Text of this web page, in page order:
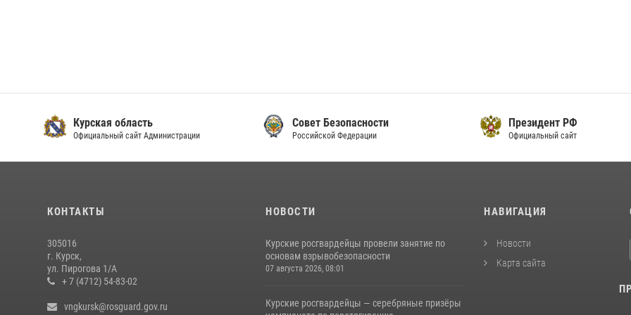
Курская область
Официальный сайт Администрации
Совет Безопасности
Российской Федерации
Президент РФ
Официальный сайт
КОНТАКТЫ
305016
г. Курск,
ул. Пирогова 1/А
+ 7 (4712) 54-83-02
vngkursk@rosguard.gov.ru
НОВОСТИ
Курские росгвардейцы провели занятие по
основам взрывобезопасности
07 августа 2026, 08:01
Курские росгвардейцы — серебряные призёры
НАВИГАЦИЯ
Новости
Карта сайта